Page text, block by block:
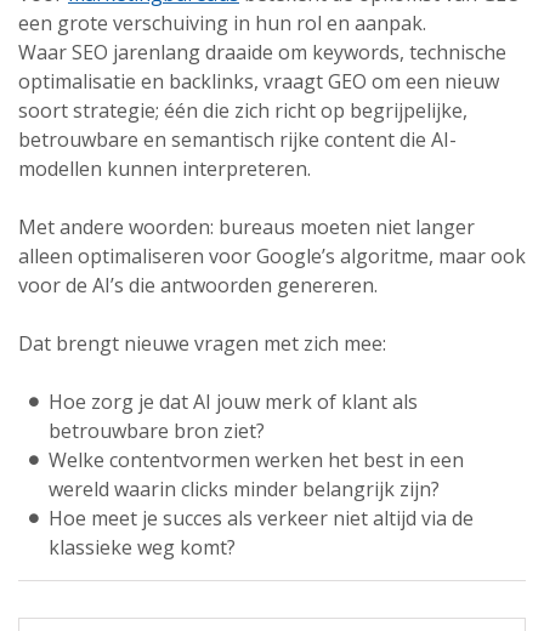
een grote verschuiving in hun rol en aanpak.
Waar SEO jarenlang draaide om keywords, technische
optimalisatie en backlinks, vraagt GEO om een nieuw
soort strategie; één die zich richt op begrijpelijke,
betrouwbare en semantisch rijke content die AI-
modellen kunnen interpreteren.
Met andere woorden: bureaus moeten niet langer
alleen optimaliseren voor Google’s algoritme, maar ook
voor de AI’s die antwoorden genereren.
Dat brengt nieuwe vragen met zich mee:
Hoe zorg je dat AI jouw merk of klant als
betrouwbare bron ziet?
Welke contentvormen werken het best in een
wereld waarin clicks minder belangrijk zijn?
Hoe meet je succes als verkeer niet altijd via de
klassieke weg komt?